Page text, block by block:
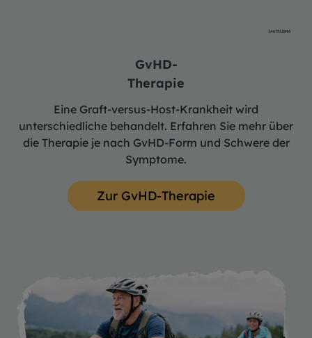
1467912846
GvHD-
Therapie
Eine Graft-versus-Host-Krankheit wird
unterschiedliche behandelt. Erfahren Sie mehr über
die Therapie je nach GvHD-Form und Schwere der
Symptome.
Zur GvHD-Therapie